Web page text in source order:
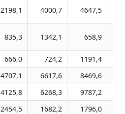
2198,1 4000,7 4647,5
835,3 1342,1 658,9
666,0 724,2 1191,4
4707,1 6617,6 8469,6
4125,8 6268,3 9787,2
2454,5 1682,2 1796,0